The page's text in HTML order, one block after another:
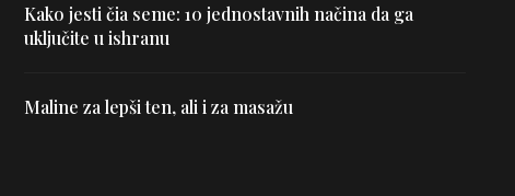
Kako jesti čia seme: 10 jednostavnih načina da ga
uključite u ishranu
Maline za lepši ten, ali i za masažu